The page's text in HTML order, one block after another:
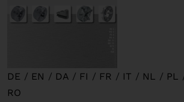
DE / EN / DA / FI / FR / IT / NL / PL
RO